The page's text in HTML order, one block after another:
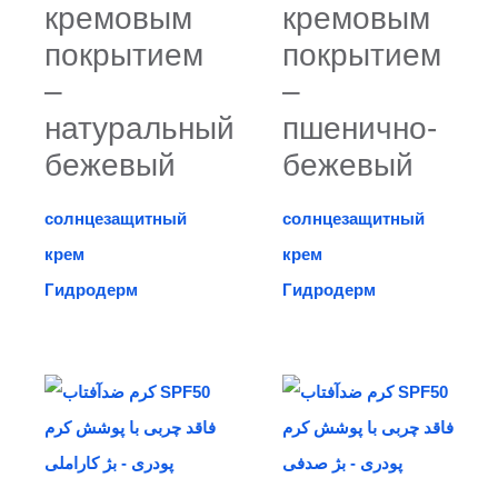
кремовым
покрытием
–
натуральный
бежевый
солнцезащитный
крем
Гидродерм
кремовым
покрытием
–
пшенично-
бежевый
солнцезащитный
крем
Гидродерм